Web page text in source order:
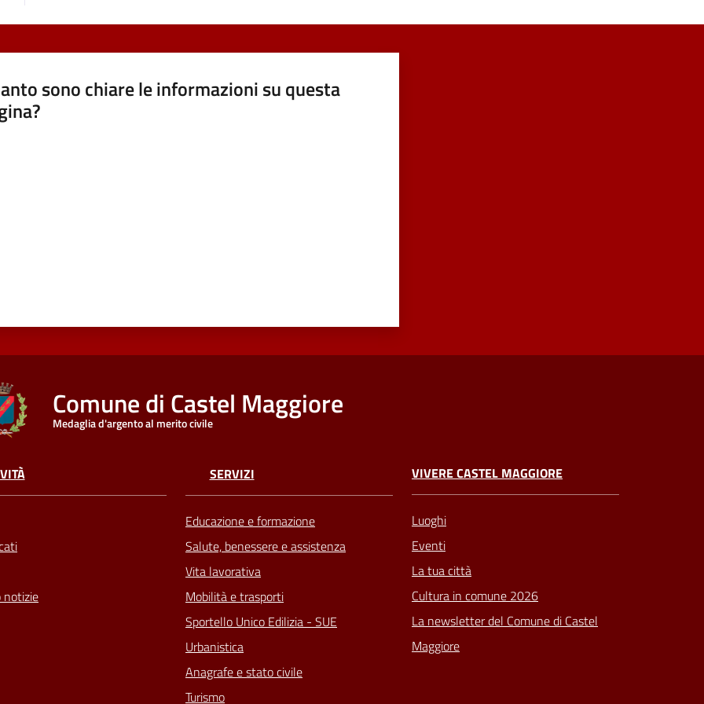
sono chiare le informazioni su questa
Comune di Castel Maggiore
Medaglia d'argento al merito civile
notizie
SERVIZI
Educazione e formazione
Salute, benessere e assistenza
Vita lavorativa
Mobilità e trasporti
Sportello Unico Edilizia - SUE
Urbanistica
Anagrafe e stato civile
Turismo
VIVERE CASTEL MAGGIORE
Luoghi
Eventi
La tua città
Cultura in comune 2026
La newsletter del Comune di Castel
Maggiore